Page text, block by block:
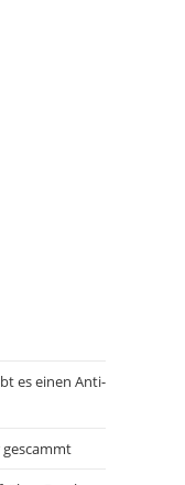
es einen Anti-
gescammt